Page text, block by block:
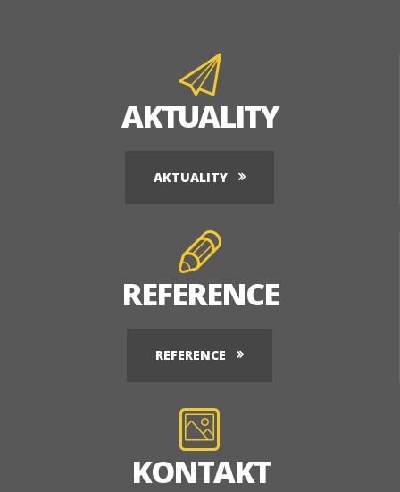
AKTUALITY
AKTUALITY
REFERENCE
REFERENCE
KONTAKT